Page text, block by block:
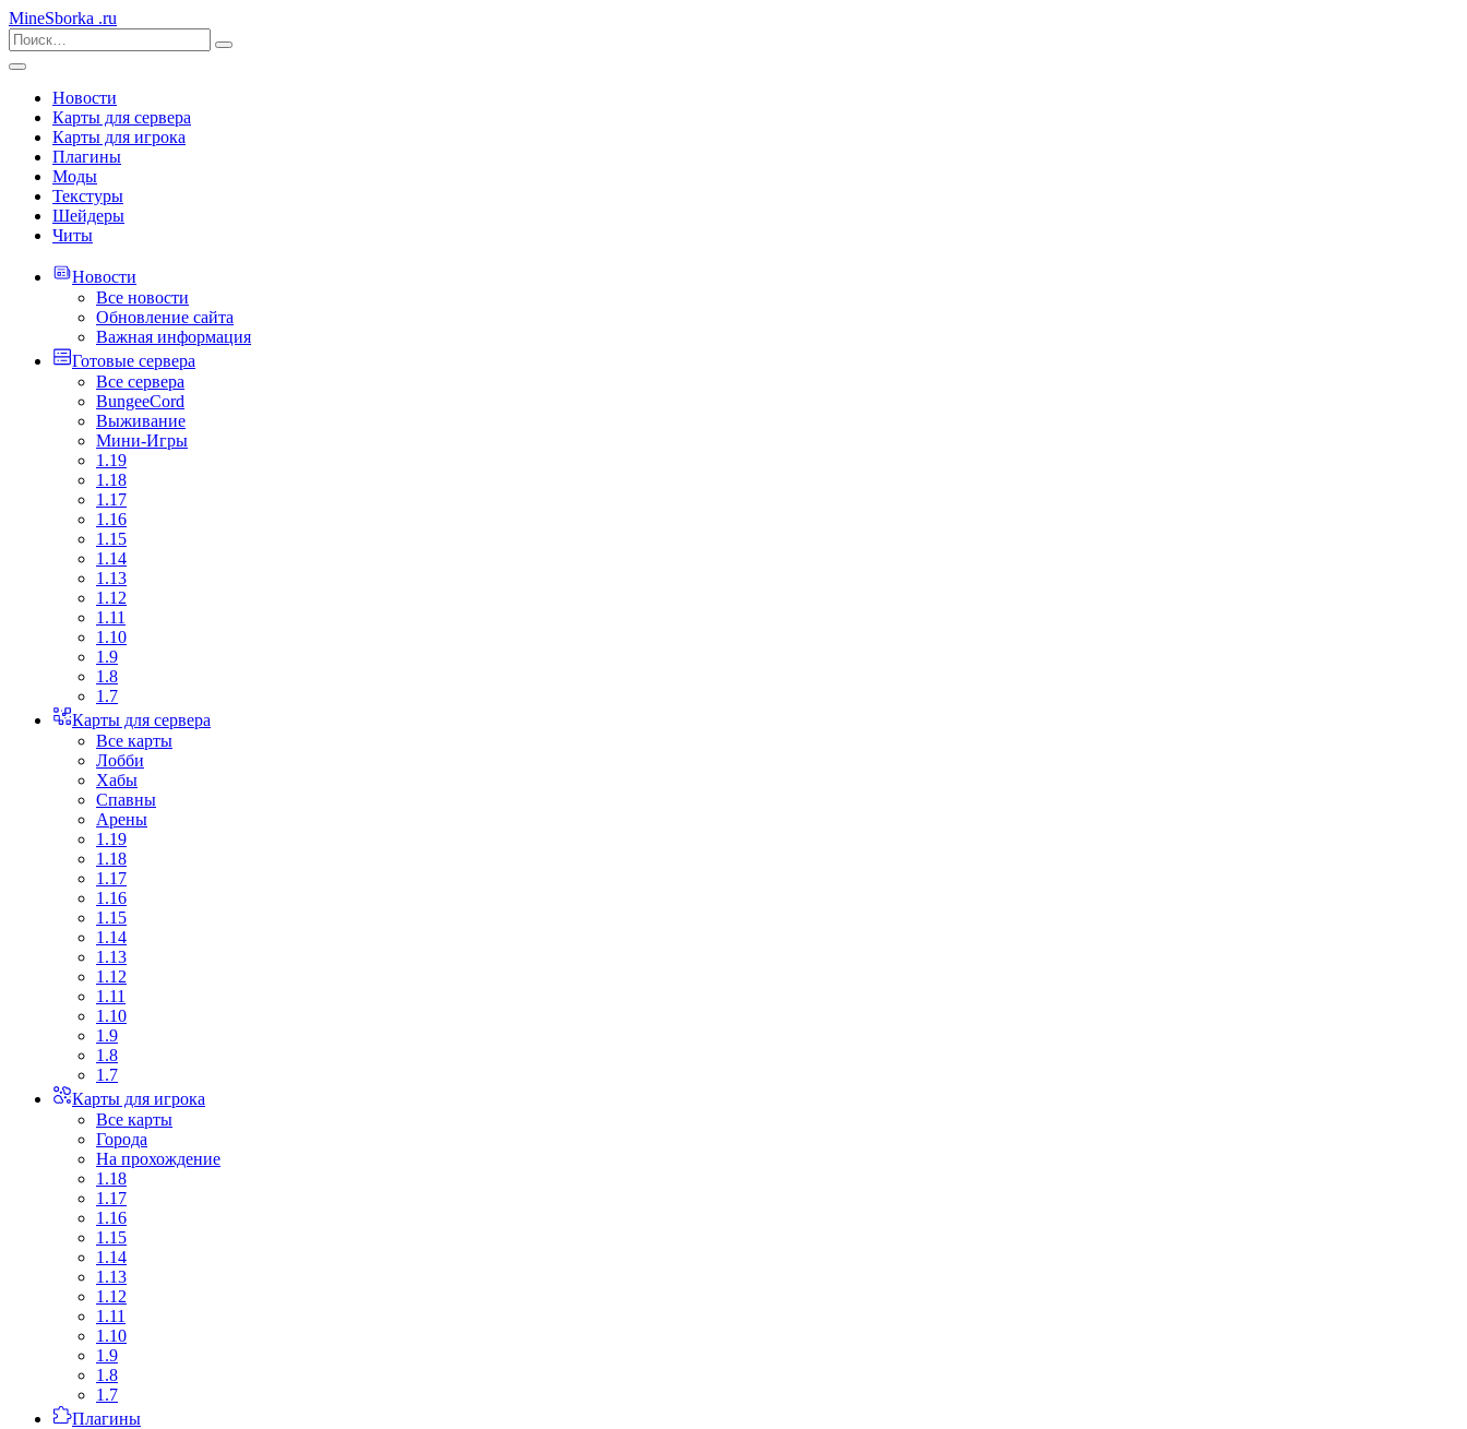
MineSborka .ru
Новости
Карты для сервера
Карты для игрока
Плагины
Моды
Текстуры
Шейдеры
Читы
Новости
Все новости
Обновление сайта
Важная информация
Готовые сервера
Все сервера
BungeeCord
Выживание
Мини-Игры
1.19
1.18
1.17
1.16
1.15
1.14
1.13
1.12
1.11
1.10
1.9
1.8
1.7
Карты для сервера
Все карты
Лобби
Хабы
Спавны
Арены
1.19
1.18
1.17
1.16
1.15
1.14
1.13
1.12
1.11
1.10
1.9
1.8
1.7
Карты для игрока
Все карты
Города
На прохождение
1.18
1.17
1.16
1.15
1.14
1.13
1.12
1.11
1.10
1.9
1.8
1.7
Плагины